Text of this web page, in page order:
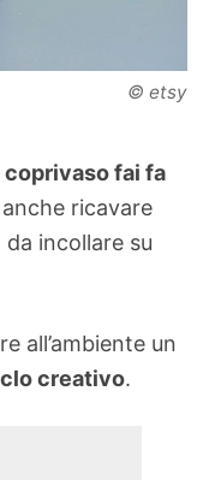
© etsy
coprivaso fai fa
ricavare
da incollare su
all’ambiente un
creativo.